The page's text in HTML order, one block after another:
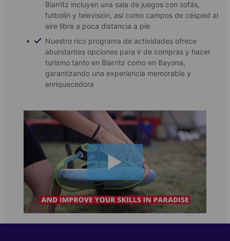
Biarritz incluyen una sala de juegos con sofás,
futbolín y televisión, así como campos de césped al
aire libre a poca distancia a pie
Nuestro rico programa de actividades ofrece
abundantes opciones para ir de compras y hacer
turismo tanto en Biarritz como en Bayona,
garantizando una experiencia memorable y
enriquecedora